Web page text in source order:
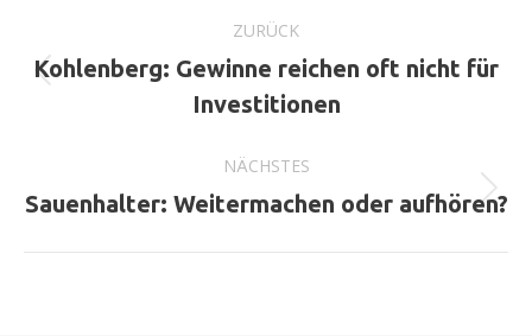
ZURÜCK
Vorheriger
Beitrag:
Kohlenberg: Gewinne reichen oft nicht für
Investitionen
NÄCHSTES
Nächster
Sauenhalter: Weitermachen oder aufhören?